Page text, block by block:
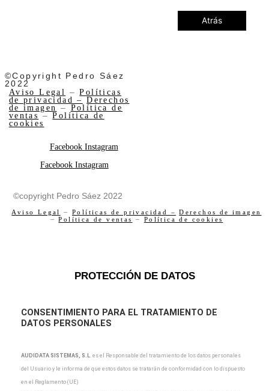
Atrás
©Copyright Pedro Sáez
2022
Aviso Legal –Políticas
de privacidad –
Derechos
de imagen – Política de
ventas –Política de
cookies
Facebook Instagram
Facebook Instagram
©copyright Pedro Sáez 2022
Aviso Legal – Políticas de privacidad –
Derechos de imagen
–Política de ventas – Política de cookies
PROTECCIÓN DE DATOS
CONSENTIMIENTO PARA EL TRATAMIENTO DE
DATOS PERSONALES
AUDIDATA SISTEMAS, S.L es el Responsable del tratamiento de los datos personales
del Usuario y le informa de que estos datos se tratarán de conformidad con lo dispuesto
en el Reglamento (UE)